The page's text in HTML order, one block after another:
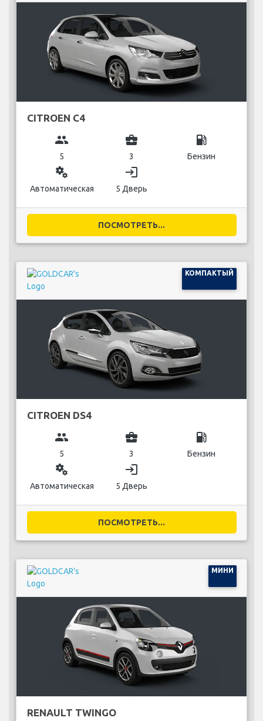
CITROEN C4
group
5
business_center
3
local_gas_station
Бензин
miscellaneous_services
Автоматическая
login
5 Дверь
ПОСМОТРЕТЬ...
КОМПАКТЫЙ
CITROEN DS4
group
5
business_center
3
local_gas_station
Бензин
miscellaneous_services
Автоматическая
login
5 Дверь
ПОСМОТРЕТЬ...
МИНИ
RENAULT TWINGO